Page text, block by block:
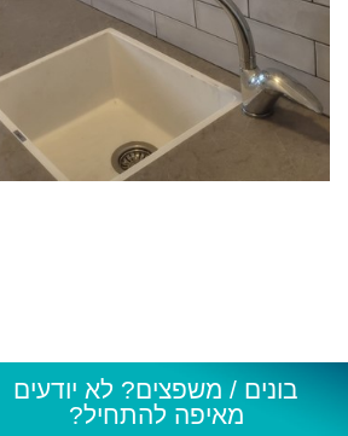
בונים / משפצים? לא יודעים
מאיפה להתחיל?